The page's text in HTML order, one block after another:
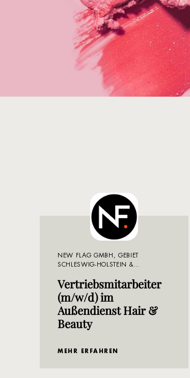
NEW FLAG GMBH, GEBIET
SCHLESWIG-HOLSTEIN &
Vertriebsmitarbeiter
(m/w/d) im
Außendienst Hair &
Beauty
MEHR ERFAHREN